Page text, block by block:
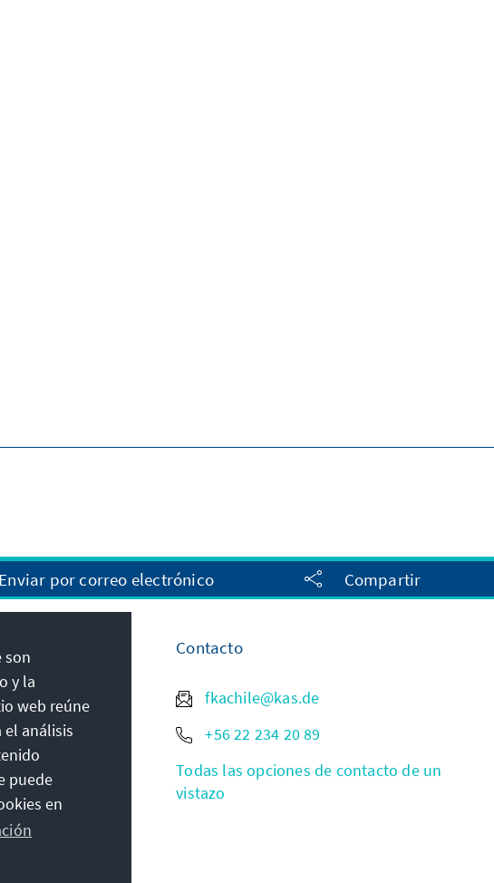
Enviar por correo electrónico Compartir
Contacto
fkachile@kas.de
+56 22 234 20 89
Todas las opciones de contacto de un
vistazo
son
y la
web reúne
análisis
puede
en